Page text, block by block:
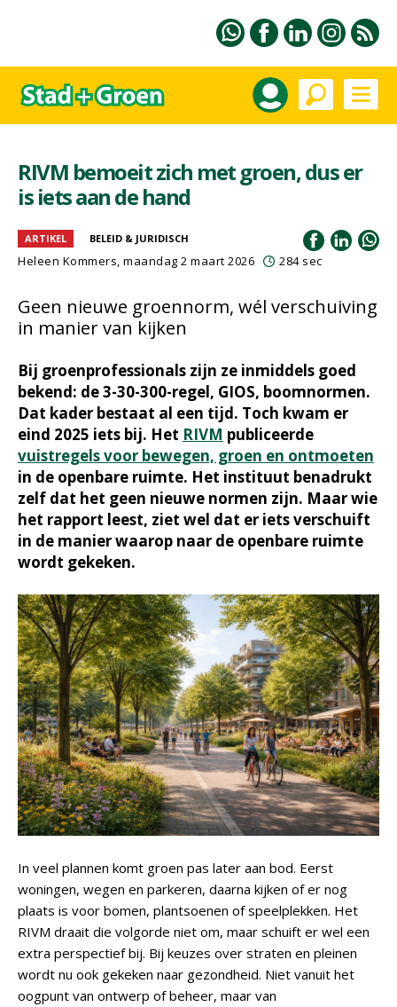
RIVM bemoeit zich met groen, dus er
is iets aan de hand
ARTIKEL BELEID & JURIDISCH
Heleen Kommers, maandag 2 maart 2026 284 sec
Geen nieuwe groennorm, wél verschuiving
in manier van kijken
Bij groenprofessionals zijn ze inmiddels goed
bekend: de 3-30-300-regel, GIOS, boomnormen.
Dat kader bestaat al een tijd. Toch kwam er
eind 2025 iets bij. Het RIVM publiceerde
vuistregels voor bewegen, groen en ontmoeten
in de openbare ruimte. Het instituut benadrukt
zelf dat het geen nieuwe normen zijn. Maar wie
het rapport leest, ziet wel dat er iets verschuift
in de manier waarop naar de openbare ruimte
wordt gekeken.
In veel plannen komt groen pas later aan bod. Eerst
woningen, wegen en parkeren, daarna kijken of er nog
plaats is voor bomen, plantsoenen of speelplekken. Het
RIVM draait die volgorde niet om, maar schuift er wel een
extra perspectief bij. Bij keuzes over straten en pleinen
wordt nu ook gekeken naar gezondheid. Niet vanuit het
oogpunt van ontwerp of beheer, maar van